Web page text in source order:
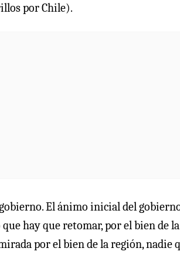
por Chile).
El ánimo inicial del
que hay que retomar, por el bien de
por el bien de la región, nadie